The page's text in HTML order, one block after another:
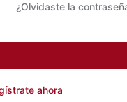
¿Olvidaste la
ahora